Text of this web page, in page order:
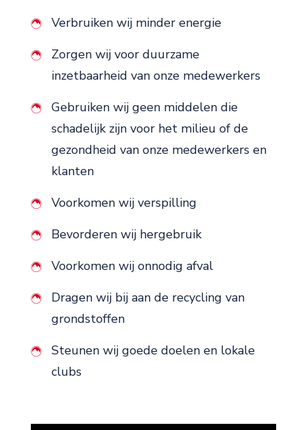
Verbruiken wij minder energie
Zorgen wij voor duurzame
inzetbaarheid van onze medewerkers
Gebruiken wij geen middelen die
schadelijk zijn voor het milieu of de
gezondheid van onze medewerkers en
klanten
Voorkomen wij verspilling
Bevorderen wij hergebruik
Voorkomen wij onnodig afval
Dragen wij bij aan de recycling van
grondstoffen
Steunen wij goede doelen en lokale
clubs